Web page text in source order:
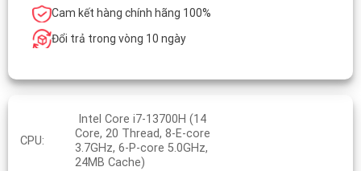
Cam kết hàng chính hãng 100%
Đổi trả trong vòng 10 ngày
CPU:
Intel Core i7-13700H (14
Core, 20 Thread, 8-E-core
3.7GHz, 6-P-core 5.0GHz,
24MB Cache)